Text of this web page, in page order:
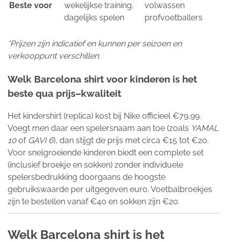
Beste voor
wekelijkse training,
dagelijks spelen
volwassen
profvoetballers
*Prijzen zijn indicatief en kunnen per seizoen en
verkooppunt verschillen.
Welk Barcelona shirt voor kinderen is het
beste qua prijs–kwaliteit
Het kindershirt (replica) kost bij Nike officieel €79,99.
Voegt men daar een spelersnaam aan toe (zoals YAMAL
10of GAVI 6), dan stijgt de prijs met circa €15 tot €20.
Voor snelgroeiende kinderen biedt een complete set
(inclusief broekje en sokken) zonder individuele
spelersbedrukking doorgaans de hoogste
gebruikswaarde per uitgegeven euro. Voetbalbroekjes
zijn te bestellen vanaf €40 en sokken zijn €20.
Welk Barcelona shirt is het